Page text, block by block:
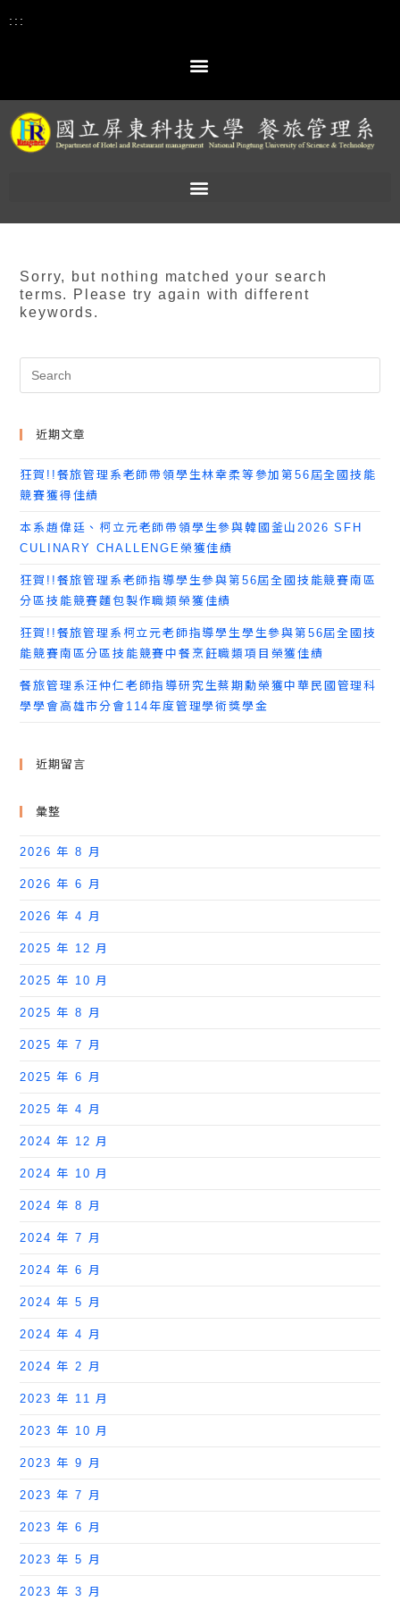
:::
Sorry, but nothing matched your search
terms. Please try again with different
keywords.
近期文章
狂賀!!餐旅管理系老師帶領學生林幸柔等參加第56屆全國技能
競賽獲得佳績
本系趙偉廷、柯立元老師帶領學生參與韓國釜山2026 SFH
CULINARY CHALLENGE榮獲佳績
狂賀!!餐旅管理系老師指導學生參與第56屆全國技能競賽南區
分區技能競賽麵包製作職類榮獲佳績
狂賀!!餐旅管理系柯立元老師指導學生學生參與第56屆全國技
能競賽南區分區技能競賽中餐烹飪職類項目榮獲佳績
餐旅管理系汪仲仁老師指導研究生蔡期勳榮獲中華民國管理科
學學會高雄市分會114年度管理學術獎學金
近期留言
彙整
2026 年 8 月
2026 年 6 月
2026 年 4 月
2025 年 12 月
2025 年 10 月
2025 年 8 月
2025 年 7 月
2025 年 6 月
2025 年 4 月
2024 年 12 月
2024 年 10 月
2024 年 8 月
2024 年 7 月
2024 年 6 月
2024 年 5 月
2024 年 4 月
2024 年 2 月
2023 年 11 月
2023 年 10 月
2023 年 9 月
2023 年 7 月
2023 年 6 月
2023 年 5 月
2023 年 3 月